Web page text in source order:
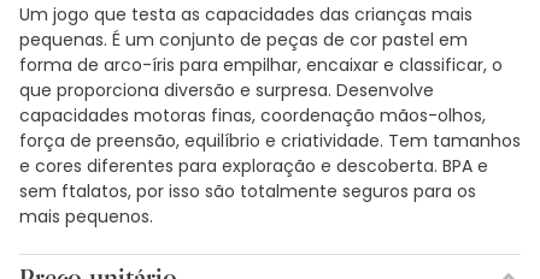
Um jogo que testa as capacidades das crianças mais
pequenas. É um conjunto de peças de cor pastel em
forma de arco-íris para empilhar, encaixar e classificar, o
que proporciona diversão e surpresa. Desenvolve
capacidades motoras finas, coordenação mãos-olhos,
força de preensão, equilíbrio e criatividade. Tem tamanhos
e cores diferentes para exploração e descoberta. BPA e
sem ftalatos, por isso são totalmente seguros para os
mais pequenos.